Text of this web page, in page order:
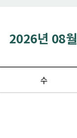
2026년 08월
수